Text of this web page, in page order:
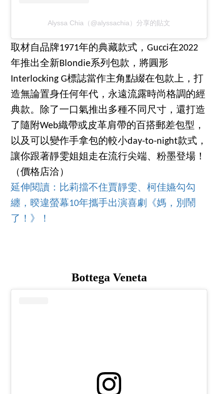
Alyssa Chia（@alyssachia）分享的貼文
取材自品牌1971年的典藏款式，Gucci在2022
年推出全新Blondie系列包款，將圓形
Interlocking G標誌當作主角點綴在包款上，打
造無論置身任何年代，永遠流露時尚格調的經
典款。除了一口氣推出多種不同尺寸，還打造
了隨附Web織帶或皮革肩帶的百搭郵差包型，
以及可以變作手拿包的較小day-to-night款式，
讓你跟著靜雯姐姐走在流行尖端、粉墨登場！
（價格店洽）
延伸閱讀： 比莉擋不住賈靜雯、柯佳嬿勾勾
纏，暌違螢幕10年攜手出演喜劇《媽，別鬧
了！》！
Bottega Veneta